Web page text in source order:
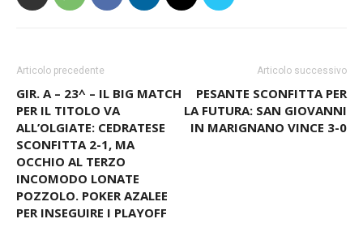
Articolo precedente
GIR. A – 23^ – IL BIG MATCH
PER IL TITOLO VA
ALL’OLGIATE: CEDRATESE
SCONFITTA 2-1, MA
OCCHIO AL TERZO
INCOMODO LONATE
POZZOLO. POKER AZALEE
PER INSEGUIRE I PLAYOFF
Articolo successivo
PESANTE SCONFITTA PER
LA FUTURA: SAN GIOVANNI
IN MARIGNANO VINCE 3-0